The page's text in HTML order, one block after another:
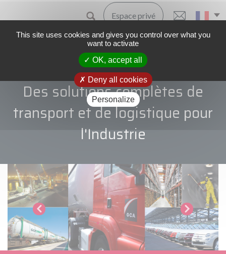
Espace privé
Des solutions complètes de
transport et de logistique pour
l'Industrie
This site uses cookies and gives you control over what you
want to activate
OK, accept all
Deny all cookies
Personalize